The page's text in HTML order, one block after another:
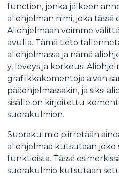
function, jonka jälkeen
aliohjelman nimi, joka tässä
Aliohjelmaan voimme
avulla. Tämä tieto
aliohjelmassa ja nämä
y, leveys ja korkeus.
grafiikkakomentoja aivan
pääohjelmassakin, ja siksi
sisälle on kirjoitettu
suorakulmion.
Suorakulmio piirretään
aliohjelmaa kutsutaan joko
funktioista. Tässä
suorakulmio kutsutaan